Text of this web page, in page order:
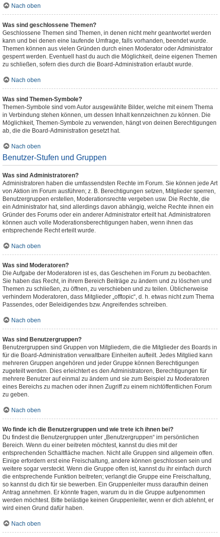
Nach oben
Was sind geschlossene Themen?
Geschlossene Themen sind Themen, in denen nicht mehr geantwortet werden
kann und bei denen eine laufende Umfrage, falls vorhanden, beendet wurde.
Themen können aus vielen Gründen durch einen Moderator oder Administrator
gesperrt werden. Eventuell hast du auch die Möglichkeit, deine eigenen Themen
zu schließen, sofern dies durch die Board-Administration erlaubt wurde.
Nach oben
Was sind Themen-Symbole?
Themen-Symbole sind vom Autor ausgewählte Bilder, welche mit einem Thema
in Verbindung stehen können, um dessen Inhalt kennzeichnen zu können. Die
Möglichkeit, Themen-Symbole zu verwenden, hängt von deinen Berechtigungen
ab, die die Board-Administration gesetzt hat.
Nach oben
Benutzer-Stufen und Gruppen
Was sind Administratoren?
Administratoren haben die umfassendsten Rechte im Forum. Sie können jede Art
von Aktion im Forum ausführen; z. B. Berechtigungen setzen, Mitglieder sperren,
Benutzergruppen erstellen, Moderationsrechte vergeben usw. Die Rechte, die
ein Administrator hat, sind allerdings davon abhängig, welche Rechte ihnen ein
Gründer des Forums oder ein anderer Administrator erteilt hat. Administratoren
können auch volle Moderationsberechtigungen haben, wenn ihnen das
entsprechende Recht erteilt wurde.
Nach oben
Was sind Moderatoren?
Die Aufgabe der Moderatoren ist es, das Geschehen im Forum zu beobachten.
Sie haben das Recht, in ihrem Bereich Beiträge zu ändern und zu löschen und
Themen zu schließen, zu öffnen, zu verschieben und zu teilen. Üblicherweise
verhindern Moderatoren, dass Mitglieder „offtopic“, d. h. etwas nicht zum Thema
Passendes, oder Beleidigendes bzw. Angreifendes schreiben.
Nach oben
Was sind Benutzergruppen?
Benutzergruppen sind Gruppen von Mitgliedern, die die Mitglieder des Boards in
für die Board-Administration verwaltbare Einheiten aufteilt. Jedes Mitglied kann
mehreren Gruppen angehören und jeder Gruppe können Berechtigungen
zugeteilt werden. Dies erleichtert es den Administratoren, Berechtigungen für
mehrere Benutzer auf einmal zu ändern und sie zum Beispiel zu Moderatoren
eines Bereichs zu machen oder ihnen Zugriff zu einem nichtöffentlichen Forum
zu geben.
Nach oben
Wo finde ich die Benutzergruppen und wie trete ich ihnen bei?
Du findest die Benutzergruppen unter „Benutzergruppen“ im persönlichen
Bereich. Wenn du einer beitreten möchtest, kannst du dies mit der
entsprechenden Schaltfläche machen. Nicht alle Gruppen sind allgemein offen.
Einige erfordern erst eine Freischaltung, andere können geschlossen sein und
weitere sogar versteckt. Wenn die Gruppe offen ist, kannst du ihr einfach durch
die entsprechende Funktion beitreten; verlangt die Gruppe eine Freischaltung,
so kannst du dich für sie bewerben. Ein Gruppenleiter muss daraufhin deinen
Antrag annehmen. Er könnte fragen, warum du in die Gruppe aufgenommen
werden möchtest. Bitte belästige keinen Gruppenleiter, wenn er dich ablehnt, er
wird einen Grund dafür haben.
Nach oben